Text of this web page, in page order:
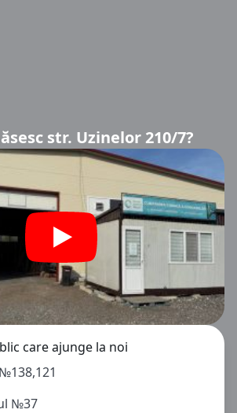
str. Uzinelor 210/7?
care ajunge la noi
№37